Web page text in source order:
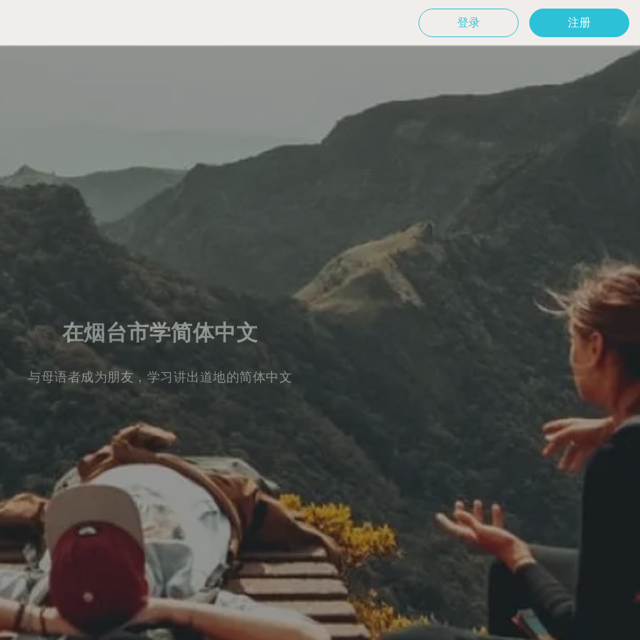
登录 注册
在烟台市学简体中文
与母语者成为朋友，学习讲出道地的简体中文